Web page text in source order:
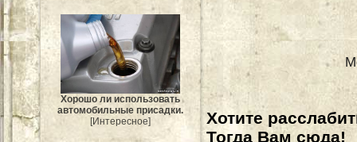
Хорошо ли использовать
автомобильные присадки.
[Интересное]
Хотите
Тогда Вам сюда!